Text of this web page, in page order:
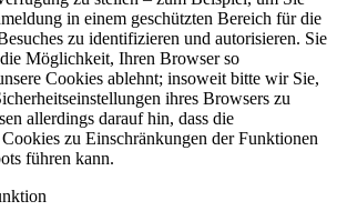
in einem geschützten Bereich für die
zu identifizieren und autorisieren. Sie
Möglichkeit, Ihren Browser so
Cookies ablehnt; insoweit bitte wir Sie,
ihres Browsers zu
allerdings darauf hin, dass die
zu Einschränkungen der Funktionen
führen kann.